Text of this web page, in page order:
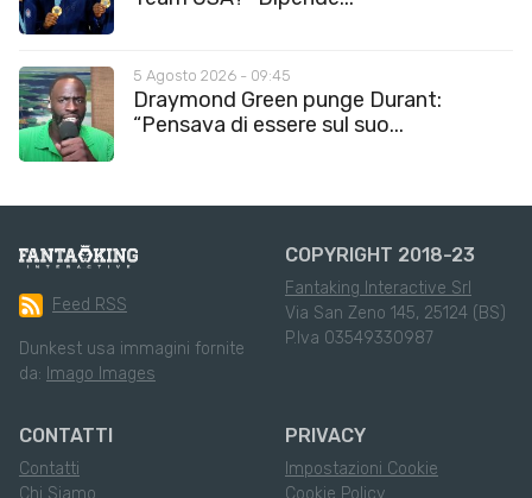
5 Agosto 2026 - 09:45
Draymond Green punge Durant:
“Pensava di essere sul suo...
Feed RSS
Dunkest usa immagini fornite
da: Imago Images
COPYRIGHT 2018-23
Fantaking Interactive Srl
Via San Zeno 145, 25124 (BS)
P.Iva 03549330987
CONTATTI
Contatti
Chi Siamo
PRIVACY
Impostazioni Cookie
Cookie Policy